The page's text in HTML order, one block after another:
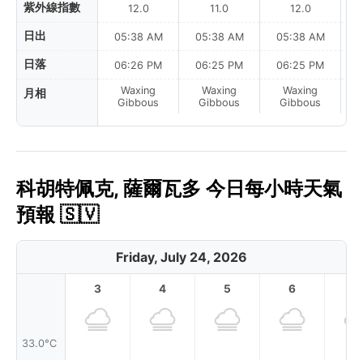
紫外線指數
日出
日落
月相
12.0
05:38 AM
06:26 PM
Waxing
Gibbous
11.0
05:38 AM
06:25 PM
Waxing
Gibbous
12.0
05:38 AM
06:25 PM
Waxing
Gibbous
科胡特佩克, 薩爾瓦多 今日每小時天氣
預報 🇸🇻
Friday, July 24, 2026
33.0°C
3 4 5 6